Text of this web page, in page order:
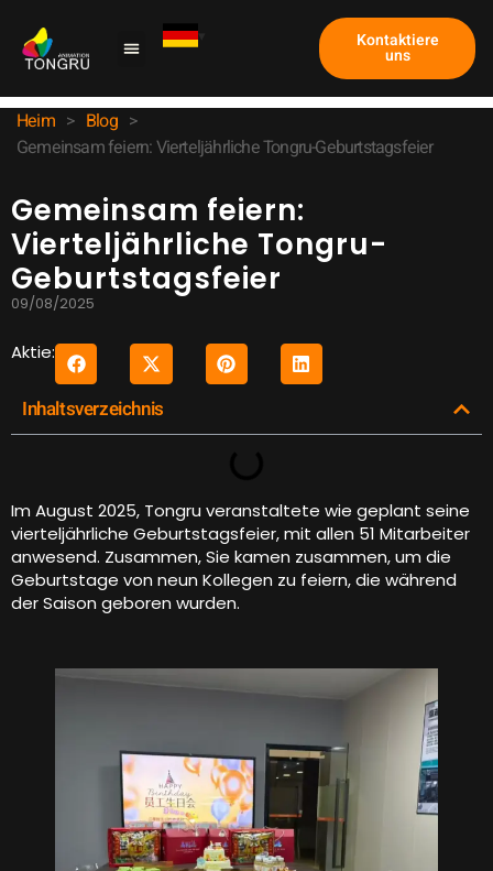
Kontaktiere
uns
Heim > Blog >
Gemeinsam feiern: Vierteljährliche Tongru-Geburtstagsfeier
Gemeinsam feiern:
Vierteljährliche Tongru-
Geburtstagsfeier
09/08/2025
Aktie:
Inhaltsverzeichnis
Im August 2025, Tongru veranstaltete wie geplant seine
vierteljährliche Geburtstagsfeier, mit allen 51 Mitarbeiter
anwesend. Zusammen, Sie kamen zusammen, um die
Geburtstage von neun Kollegen zu feiern, die während
der Saison geboren wurden.